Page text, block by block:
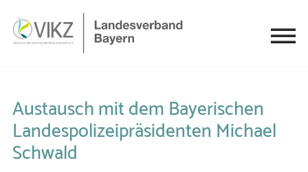
Austausch mit dem Bayerischen
Landespolizeipräsidenten Michael
Schwald